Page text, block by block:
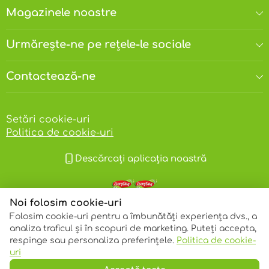
Magazinele noastre
Urmărește-ne pe rețele-le sociale
Contactează-ne
Setări cookie-uri
Politica de cookie-uri
Descărcați aplicația noastră
© 2013 – 2026 ECOM
Noi folosim cookie-uri
Folosim cookie-uri pentru a îmbunătăți experiența dvs., a
analiza traficul și în scopuri de marketing. Puteți accepta,
respinge sau personaliza preferințele. Politica de cookie-
uri